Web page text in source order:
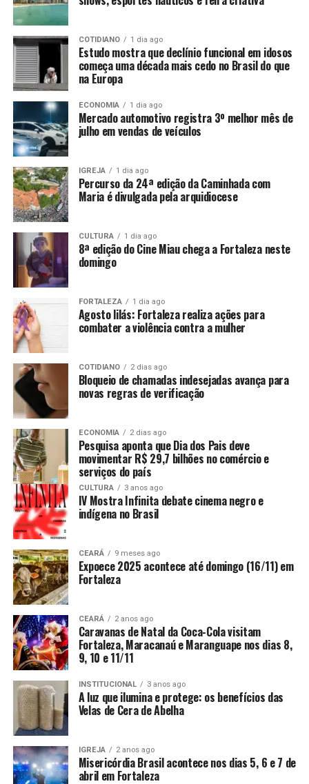
COTIDIANO 1 dia ago
Estudo mostra que declínio funcional em idosos
começa uma década mais cedo no Brasil do que
na Europa
ECONOMIA 1 dia ago
Mercado automotivo registra 3º melhor mês de
julho em vendas de veículos
IGREJA 1 dia ago
Percurso da 24ª edição da Caminhada com
Maria é divulgada pela arquidiocese
CULTURA 1 dia ago
8ª edição do Cine Miau chega a Fortaleza neste
domingo
FORTALEZA 1 dia ago
Agosto lilás: Fortaleza realiza ações para
combater a violência contra a mulher
COTIDIANO 2 dias ago
Bloqueio de chamadas indesejadas avança para
novas regras de verificação
ECONOMIA 2 dias ago
Pesquisa aponta que Dia dos Pais deve
movimentar R$ 29,7 bilhões no comércio e
serviços do país
CULTURA 3 anos ago
IV Mostra Infinita debate cinema negro e
indígena no Brasil
CEARÁ 9 meses ago
Expoece 2025 acontece até domingo (16/11) em
Fortaleza
CEARÁ 2 anos ago
Caravanas de Natal da Coca-Cola visitam
Fortaleza, Maracanaú e Maranguape nos dias 8,
9, 10 e 11/11
INSTITUCIONAL 3 anos ago
A luz que ilumina e protege: os benefícios das
Velas de Cera de Abelha
IGREJA 2 anos ago
Misericórdia Brasil acontece nos dias 5, 6 e 7 de
abril em Fortaleza